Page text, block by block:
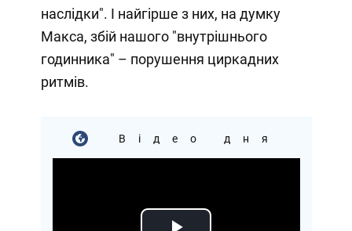
наслідки". І найгірше з них, на думку
Макса, збій нашого "внутрішнього
годинника" – порушення циркадних
ритмів.
Відео дня